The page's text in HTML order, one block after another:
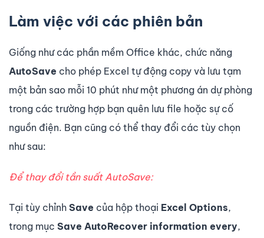
Làm việc với các phiên bản
Giống như các phần mềm Office khác, chức năng
AutoSave cho phép Excel tự động copy và lưu tạm
một bản sao mỗi 10 phút như một phương án dự phòng
trong các trường hợp bạn quên lưu file hoặc sự cố
nguồn điện. Bạn cũng có thể thay đổi các tùy chọn
như sau:
Để thay đổi tần suất AutoSave:
Tại tùy chỉnh Save của hộp thoại Excel Options,
trong mục Save AutoRecover information every,